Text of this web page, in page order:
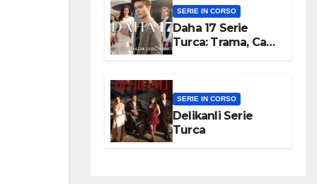
SERIE IN CORSO
Daha 17 Serie
Turca: Trama, Cast,
SERIE IN CORSO
Delikanli Serie
Turca